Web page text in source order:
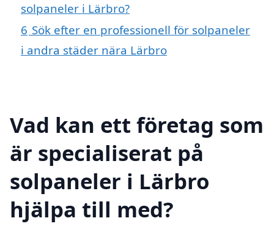
solpaneler i Lärbro?
6 Sök efter en professionell för solpaneler
i andra städer nära Lärbro
Vad kan ett företag som
är specialiserat på
solpaneler i Lärbro
hjälpa till med?